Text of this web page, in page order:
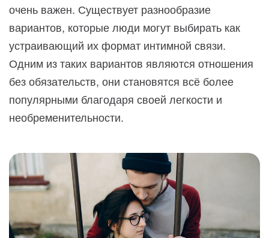
очень важен. Существует разнообразие
вариантов, которые люди могут выбирать как
устраивающий их формат интимной связи.
Одним из таких вариантов являются отношения
без обязательств, они становятся всё более
популярными благодаря своей легкости и
необременительности.